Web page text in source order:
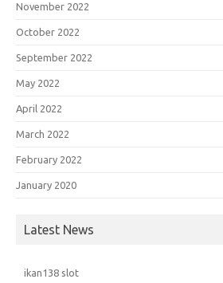
November 2022
October 2022
September 2022
May 2022
April 2022
March 2022
February 2022
January 2020
Latest News
ikan138 slot